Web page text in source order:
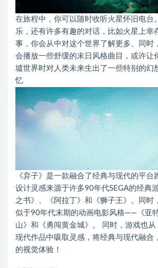
在旅程中，你可以随时收听火星怀旧电台
乐，还有许多有趣的对话，比如火星上幸
事，你会从中对这个世界了解更多。同时
会播放一些舒缓的末日风格曲目，或许让
墟世界时对人类未来生出了一些特别的幻
忆
《弃子》是一款融合了经典与现代的平台
设计灵感来源于许多90年代SEGA的经典
之书》、《阿拉丁》和《狮子王》。同时
似于90年代末期的动画电影风格——《亚
山》和《勇闯黄金城》。 同时，游戏也
现代作品中吸取灵感，将经典与现代融合
的视觉体验！